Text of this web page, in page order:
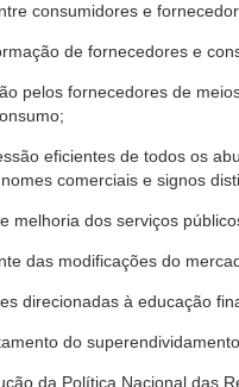
consumidores e
de fornecedores e
pelos fornecedores de
eficientes de todos os
comerciais e signos
melhoria dos serviços
das modificações do
direcionadas à educação
do
da Política Nacional das